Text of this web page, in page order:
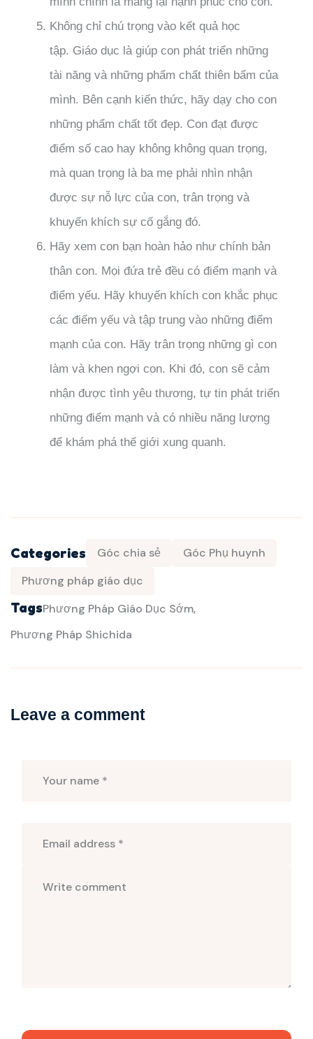
Không chỉ chú trọng vào kết quả học
tập. Giáo dục là giúp con phát triển những
tài năng và những phẩm chất thiên bẩm của
mình. Bên cạnh kiến thức, hãy dạy cho con
những phẩm chất tốt đẹp. Con đạt được
điểm số cao hay không không quan trọng,
mà quan trọng là ba mẹ phải nhìn nhận
được sự nỗ lực của con, trân trọng và
khuyến khích sự cố gắng đó.
Hãy xem con bạn hoàn hảo như chính bản
thân con. Mọi đứa trẻ đều có điểm mạnh và
điểm yếu. Hãy khuyến khích con khắc phục
các điểm yếu và tập trung vào những điểm
mạnh của con. Hãy trân trọng những gì con
làm và khen ngợi con. Khi đó, con sẽ cảm
nhận được tình yêu thương, tự tin phát triển
những điểm mạnh và có nhiều năng lượng
để khám phá thế giới xung quanh.
Categories Góc chia sẻ
Góc Phụ huynh
Phương pháp giáo dục
TagsPhương Pháp Giáo Dục Sớm
Phương Pháp Shichida
Leave a comment